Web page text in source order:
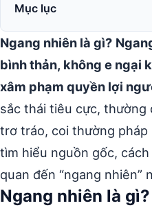
Mục lục
Ngang nhiên là gì?
bình thản, không e ngại
xâm phạm quyền lợi
sắc thái tiêu cực, thường
trơ tráo, coi thường pháp
tìm hiểu nguồn gốc,
quan đến “ngang nhiên”
Ngang nhiên là gì?